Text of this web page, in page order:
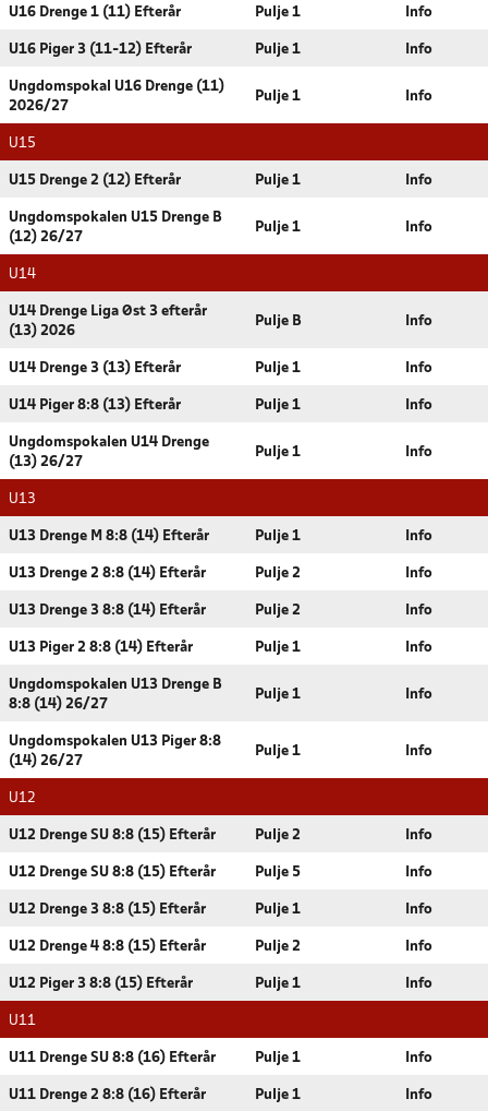
U16 Drenge 1 (11) Efterår Pulje 1 Info
U16 Piger 3 (11-12) Efterår Pulje 1 Info
Ungdomspokal U16 Drenge (11)
2026/27
Pulje 1 Info
U15
U15 Drenge 2 (12) Efterår Pulje 1 Info
Ungdomspokalen U15 Drenge B
(12) 26/27
Pulje 1 Info
U14
U14 Drenge Liga Øst 3 efterår
(13) 2026
Pulje B Info
U14 Drenge 3 (13) Efterår Pulje 1 Info
U14 Piger 8:8 (13) Efterår Pulje 1 Info
Ungdomspokalen U14 Drenge
(13) 26/27
Pulje 1 Info
U13
U13 Drenge M 8:8 (14) Efterår Pulje 1 Info
U13 Drenge 2 8:8 (14) Efterår Pulje 2 Info
U13 Drenge 3 8:8 (14) Efterår Pulje 2 Info
U13 Piger 2 8:8 (14) Efterår Pulje 1 Info
Ungdomspokalen U13 Drenge B
8:8 (14) 26/27
Pulje 1 Info
Ungdomspokalen U13 Piger 8:8
(14) 26/27
Pulje 1 Info
U12
U12 Drenge SU 8:8 (15) Efterår Pulje 2 Info
U12 Drenge SU 8:8 (15) Efterår Pulje 5 Info
U12 Drenge 3 8:8 (15) Efterår Pulje 1 Info
U12 Drenge 4 8:8 (15) Efterår Pulje 2 Info
U12 Piger 3 8:8 (15) Efterår Pulje 1 Info
U11
U11 Drenge SU 8:8 (16) Efterår Pulje 1 Info
U11 Drenge 2 8:8 (16) Efterår Pulje 1 Info